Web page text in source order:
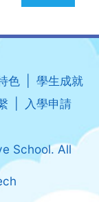
色
學生成就
入學申請
School. All